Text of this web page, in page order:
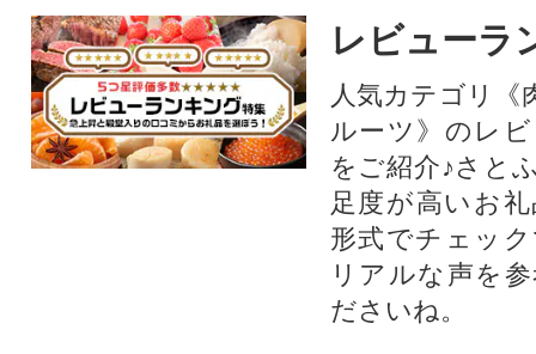
レビューラ
人気カテゴリ《
ルーツ》のレ
をご紹介♪さと
足度が高いお
形式でチェッ
リアルな声を
ださいね。